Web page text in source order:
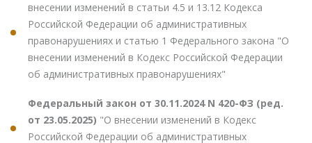
внесении изменений в статьи 4.5 и 13.12 Кодекса
Российской Федерации об административных
правонарушениях и статью 1 Федерального закона "О
внесении изменений в Кодекс Российской Федерации
об административных правонарушениях"
Федеральный закон от 30.11.2024 N 420-ФЗ (ред.
от 23.05.2025) "О внесении изменений в Кодекс
Российской Федерации об административных